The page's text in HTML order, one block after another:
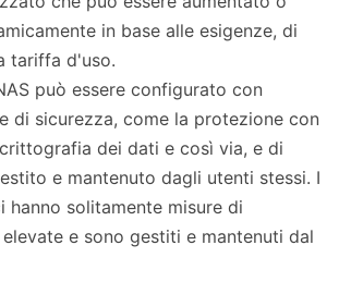
in base alle esigenze, di
tariffa d'uso.
può essere configurato con
di sicurezza, come la protezione con
dei dati e così via, e di
e mantenuto dagli utenti stessi. I
hanno solitamente misure di
e sono gestiti e mantenuti dal